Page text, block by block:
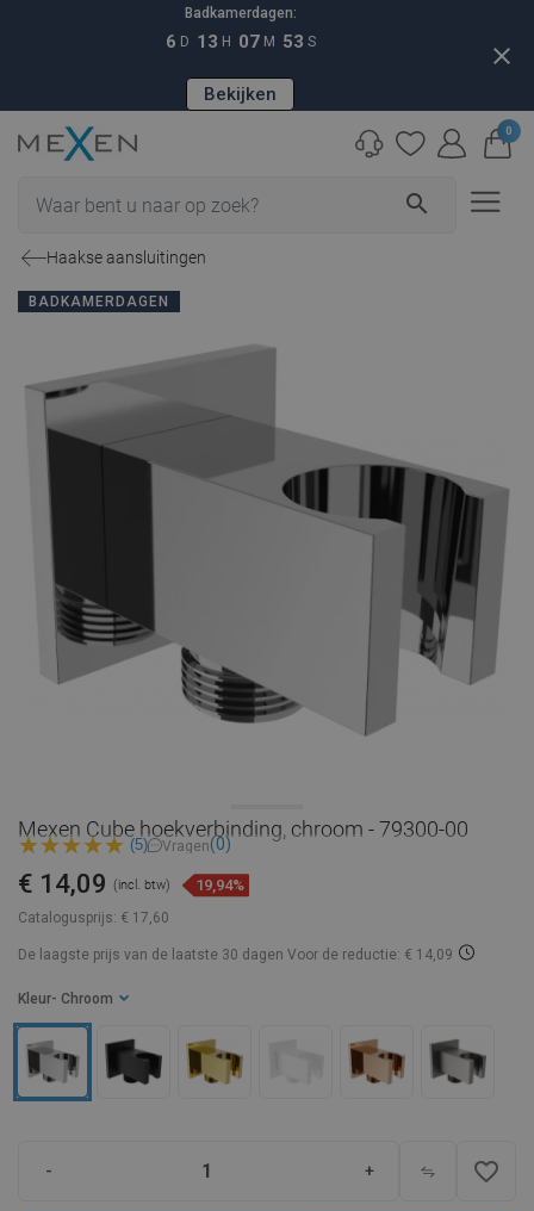
Badkamerdagen:
6 D 13 H 07 M 52 S
Bekijken
close
search
0
Haakse aansluitingen
BADKAMERDAGEN
Mexen Cube hoekverbinding, chroom - 79300-00
(5) Vragen(0)
Catalogusprijs: € 17,60
€ 14,09 (incl. btw) 19,94%
De laagste prijs van de laatste 30 dagen Voor de reductie: € 14,09
Kleur - Chroom
- + favorite_border